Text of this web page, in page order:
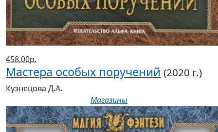
458,00р.
Мастера особых поручений (2020 г.)
Кузнецова Д.А.
Магазины